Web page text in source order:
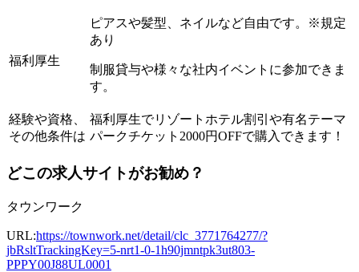
福利厚生
ピアスや髪型、ネイルなど自由です。※規定
あり
制服貸与や様々な社内イベントに参加できま
す。
経験や資格、
その他条件は
福利厚生でリゾートホテル割引や有名テーマ
パークチケット2000円OFFで購入できます！
どこの求人サイトがお勧め？
タウンワーク
URL:https://townwork.net/detail/clc_3771764277/?
jbRsltTrackingKey=5-nrt1-0-1h90jmntpk3ut803-
PPPY00J88UL0001